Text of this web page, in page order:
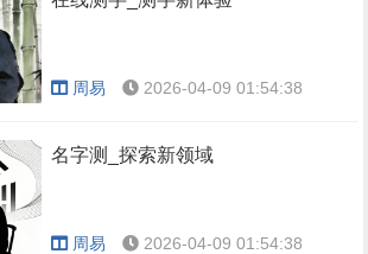
周易 2026-04-09 01:54:38
名字测_探索新领域
周易 2026-04-09 01:54:38